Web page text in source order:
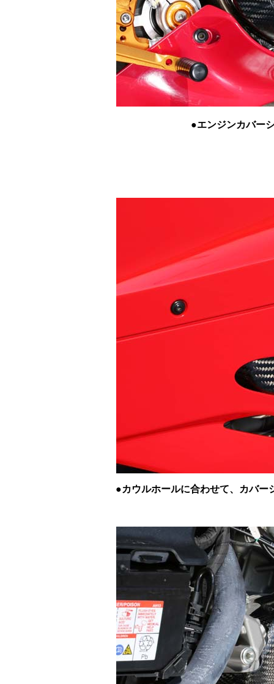
●エンジンカバー
●カウルホールに合わせて、カバー